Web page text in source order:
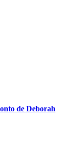
de Deborah